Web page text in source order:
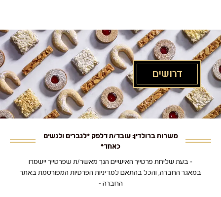
דרושים
משרות ברולדין: עובד/ת דלפק *לגברים ולנשים
כאחד*
- בעת שליחת פרטייך האישיים הנך מאשר/ת שפרטייך יישמרו
במאגר החברה, והכל בהתאם למדיניות הפרטיות המפורסמת באתר
החברה -